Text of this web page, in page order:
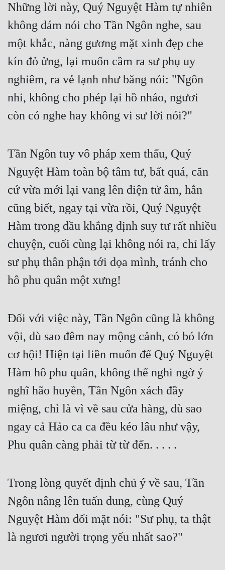
Những lời này, Quý Nguyệt Hàm tự nhiên
không dám nói cho Tần Ngôn nghe, sau
một khắc, nàng gương mặt xinh đẹp che
kín đỏ ửng, lại muốn cầm ra sư phụ uy
nghiêm, ra vẻ lạnh như băng nói: "Ngôn
nhi, không cho phép lại hồ nháo, ngươi
còn có nghe hay không vi sư lời nói?"
Tần Ngôn tuy vô pháp xem thấu, Quý
Nguyệt Hàm toàn bộ tâm tư, bất quá, căn
cứ vừa mới lại vang lên điện tử âm, hắn
cũng biết, ngay tại vừa rồi, Quý Nguyệt
Hàm trong đầu khẳng định suy tư rất nhiều
chuyện, cuối cùng lại không nói ra, chỉ lấy
sư phụ thân phận tới dọa mình, tránh cho
hô phu quân một xưng!
Đối với việc này, Tần Ngôn cũng là không
vội, dù sao đêm nay mộng cảnh, có bó lớn
cơ hội! Hiện tại liền muốn để Quý Nguyệt
Hàm hô phu quân, không thể nghi ngờ ý
nghĩ hão huyền, Tần Ngôn xách đầy
miệng, chỉ là vì về sau cửa hàng, dù sao
ngay cả Hảo ca ca đều kéo lâu như vậy,
Phu quân càng phải từ từ đến. . . . .
Trong lòng quyết định chủ ý về sau, Tần
Ngôn nâng lên tuấn dung, cùng Quý
Nguyệt Hàm đối mặt nói: "Sư phụ, ta thật
là ngươi người trọng yếu nhất sao?"